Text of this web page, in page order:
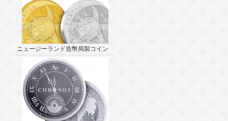
ニュージーランド造幣局製コイン